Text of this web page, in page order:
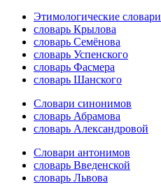
Этимологические словари
словарь Крылова
словарь Семёнова
словарь Успенского
словарь Фасмера
словарь Шанского
Словари синонимов
словарь Абрамова
словарь Александровой
Словари антонимов
словарь Введенской
словарь Львова